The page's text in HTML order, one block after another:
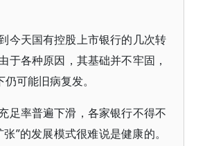
今天国有控股上市银行的几次转
各种原因，其基础并不牢固，
可能旧病复发。
足率普遍下滑，各家银行不得不
的发展模式很难说是健康的。